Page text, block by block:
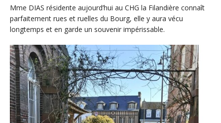
Mme DIAS résidente aujourd’hui au CHG la Filandière connaît
parfaitement rues et ruelles du Bourg, elle y aura vécu
longtemps et en garde un souvenir impérissable.